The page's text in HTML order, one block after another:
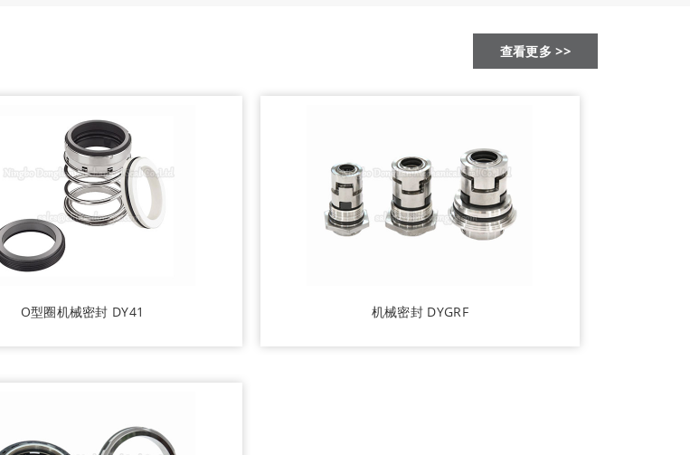
查看更多 >>
O型圈机械密封 DY41 机械密封 DYGRF